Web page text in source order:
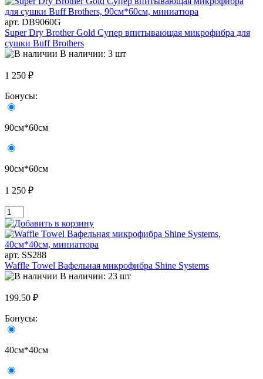
арт. DB9060G
Super Dry Brother Gold Супер впитывающая микрофибра для
сушки Buff Brothers
В наличии: 3 шт
1 250 ₽
Бонусы:
90см*60см
90см*60см
1 250 ₽
арт. SS288
Waffle Towel Вафельная микрофибра Shine Systems
В наличии: 23 шт
199.50 ₽
Бонусы:
40см*40см